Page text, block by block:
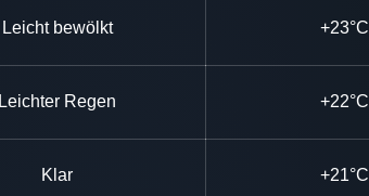
Leicht bewölkt +23°C
Leichter Regen +22°C
Klar +21°C